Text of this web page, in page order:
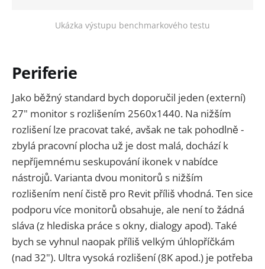
Ukázka výstupu benchmarkového testu
Periferie
Jako běžný standard bych doporučil jeden (externí)
27" monitor s rozlišením 2560x1440. Na nižším
rozlišení lze pracovat také, avšak ne tak pohodlně -
zbylá pracovní plocha už je dost malá, dochází k
nepříjemnému seskupování ikonek v nabídce
nástrojů. Varianta dvou monitorů s nižším
rozlišením není čistě pro Revit příliš vhodná. Ten sice
podporu více monitorů obsahuje, ale není to žádná
sláva (z hlediska práce s okny, dialogy apod). Také
bych se vyhnul naopak příliš velkým úhlopříčkám
(nad 32"). Ultra vysoká rozlišení (8K apod.) je potřeba